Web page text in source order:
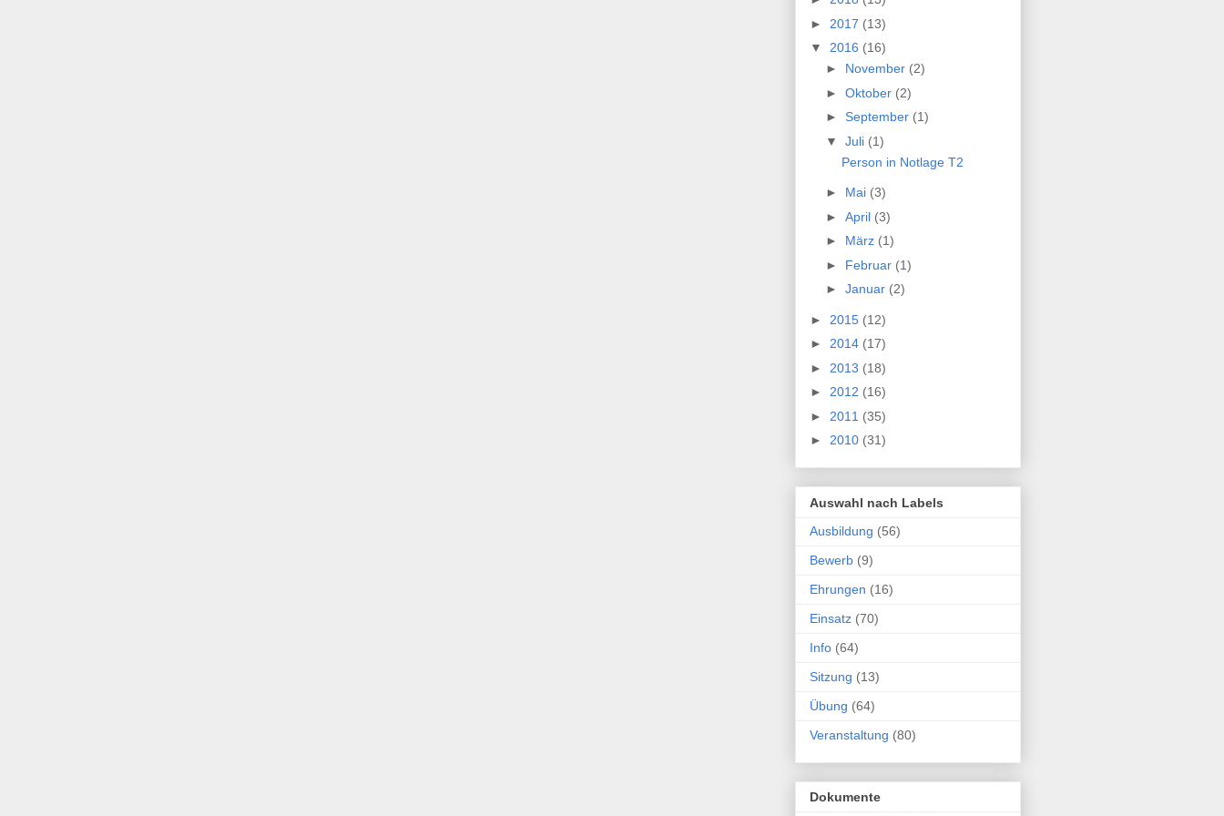
► 2017 (13)
▼ 2016 (16)
► November (2)
► Oktober (2)
► September (1)
▼ Juli (1)
Person in Notlage T2
► Mai (3)
► April (3)
► März (1)
► Februar (1)
► Januar (2)
► 2015 (12)
► 2014 (17)
► 2013 (18)
► 2012 (16)
► 2011 (35)
► 2010 (31)
Auswahl nach Labels
Ausbildung (56)
Bewerb (9)
Ehrungen (16)
Einsatz (70)
Info (64)
Sitzung (13)
Übung (64)
Veranstaltung (80)
Dokumente